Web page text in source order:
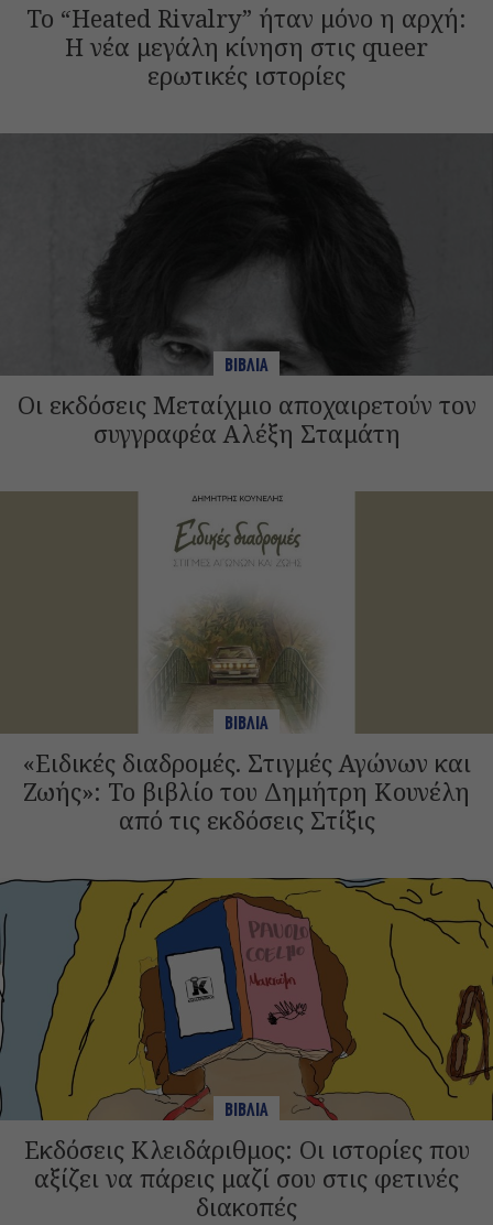
Το “Heated Rivalry” ήταν μόνο η αρχή:
Η νέα μεγάλη κίνηση στις queer
ερωτικές ιστορίες
ΒΙΒΛΙΑ
Οι εκδόσεις Μεταίχμιο αποχαιρετούν τον
συγγραφέα Αλέξη Σταμάτη
ΒΙΒΛΙΑ
«Ειδικές διαδρομές. Στιγμές Αγώνων και
Ζωής»: Το βιβλίο του Δημήτρη Κουνέλη
από τις εκδόσεις Στίξις
ΒΙΒΛΙΑ
Εκδόσεις Κλειδάριθμος: Οι ιστορίες που
αξίζει να πάρεις μαζί σου στις φετινές
διακοπές